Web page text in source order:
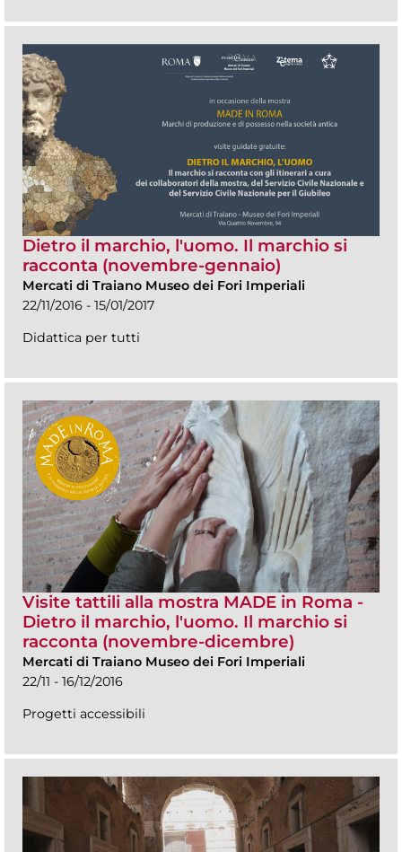
Dietro il marchio, l'uomo. Il marchio si
racconta (novembre-gennaio)
Mercati di Traiano Museo dei Fori Imperiali
22/11/2016 - 15/01/2017
Didattica per tutti
Visite tattili alla mostra MADE in Roma -
Dietro il marchio, l'uomo. Il marchio si
racconta (novembre-dicembre)
Mercati di Traiano Museo dei Fori Imperiali
22/11 - 16/12/2016
Progetti accessibili